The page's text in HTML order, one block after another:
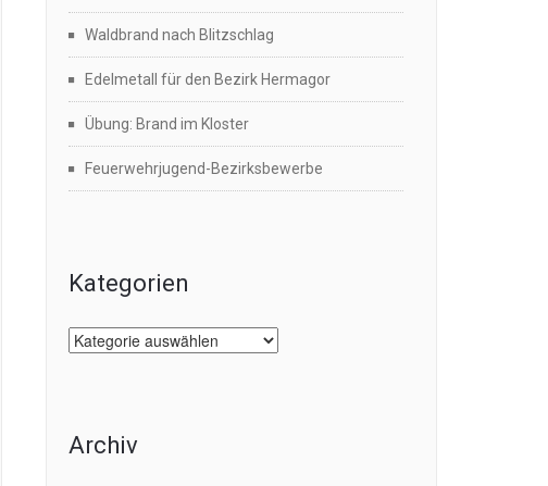
Waldbrand nach Blitzschlag
Edelmetall für den Bezirk Hermagor
Übung: Brand im Kloster
Feuerwehrjugend-Bezirksbewerbe
Kategorien
Kategorien
Archiv